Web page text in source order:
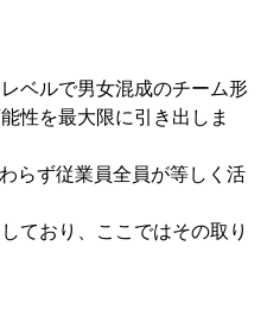
ベルで男女混成のチーム形
性を最大限に引き出しま
らず従業員全員が等しく活
ており、ここではその取り